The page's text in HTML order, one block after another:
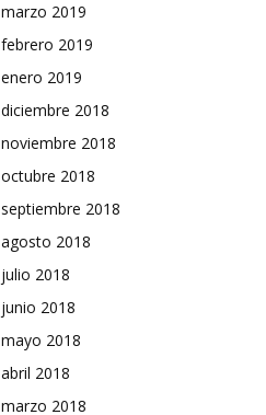
marzo 2019
febrero 2019
enero 2019
diciembre 2018
noviembre 2018
octubre 2018
septiembre 2018
agosto 2018
julio 2018
junio 2018
mayo 2018
abril 2018
marzo 2018